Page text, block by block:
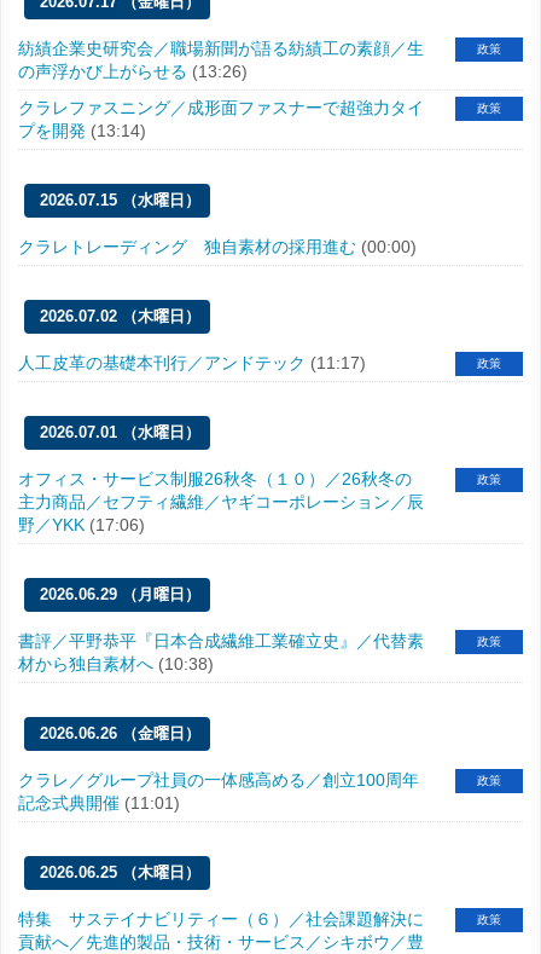
紡績企業史研究会／職場新聞が語る紡績工の素顔／生
の声浮かび上がらせる (13:26)
政策
クラレファスニング／成形面ファスナーで超強力タイ
プを開発 (13:14)
政策
2026.07.15 （水曜日）
クラレトレーディング 独自素材の採用進む (00:00)
2026.07.02 （木曜日）
人工皮革の基礎本刊行／アンドテック (11:17) 政策
2026.07.01 （水曜日）
オフィス・サービス制服26秋冬（１０）／26秋冬の
主力商品／セフティ繊維／ヤギコーポレーション／辰
野／YKK (17:06)
政策
2026.06.29 （月曜日）
書評／平野恭平『日本合成繊維工業確立史』／代替素
材から独自素材へ (10:38)
政策
2026.06.26 （金曜日）
クラレ／グループ社員の一体感高める／創立100周年
記念式典開催 (11:01)
政策
2026.06.25 （木曜日）
特集 サステイナビリティー（６）／社会課題解決に
貢献へ／先進的製品・技術・サービス／シキボウ／豊
政策